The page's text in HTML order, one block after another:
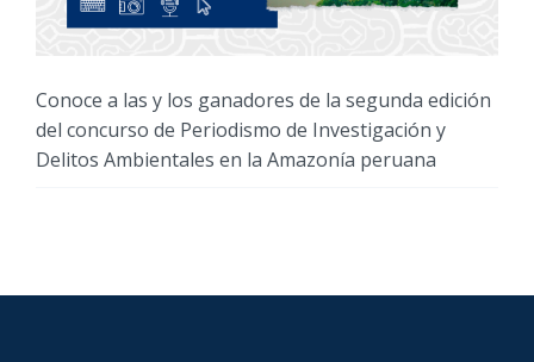
Conoce a las y los ganadores de la segunda edición
del concurso de Periodismo de Investigación y
Delitos Ambientales en la Amazonía peruana